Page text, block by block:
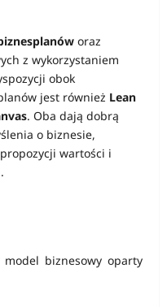
oraz
z wykorzystaniem
obok
jest również Lean
. Oba dają dobrą
o biznesie,
wartości i
biznesowy oparty